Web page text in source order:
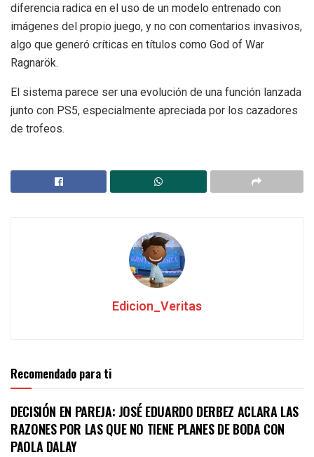
diferencia radica en el uso de un modelo entrenado con
imágenes del propio juego, y no con comentarios invasivos,
algo que generó críticas en títulos como God of War
Ragnarök.
El sistema parece ser una evolución de una función lanzada
junto con PS5, especialmente apreciada por los cazadores
de trofeos.
Edicion_Veritas
Recomendado para ti
DECISIÓN EN PAREJA: JOSÉ EDUARDO DERBEZ ACLARA LAS
RAZONES POR LAS QUE NO TIENE PLANES DE BODA CON
PAOLA DALAY